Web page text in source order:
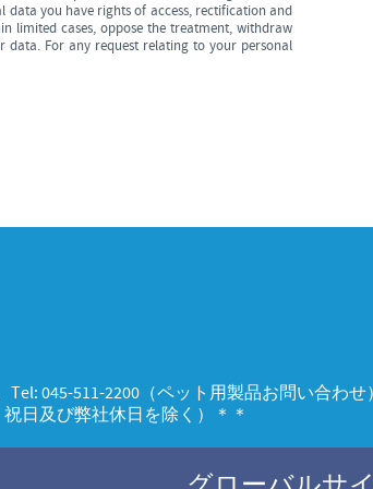
data you have rights of access, rectification and
limited cases, oppose the treatment, withdraw
For any request relating to your personal
045-511-2200（ペット用製品お問い合わせ
日及び弊社休日を除く）＊＊